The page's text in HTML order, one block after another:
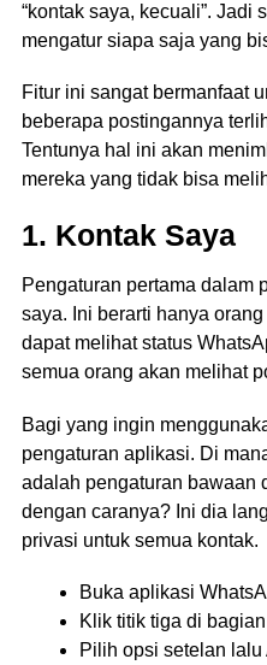
“kontak saya, kecuali”. Jadi
mengatur siapa saja yang
Fitur ini sangat bermanfaat
beberapa postingannya
Tentunya hal ini akan
mereka yang tidak bisa
1. Kontak Saya
Pengaturan pertama dalam
saya. Ini berarti hanya
dapat melihat status
semua orang akan melihat
Bagi yang ingin
pengaturan aplikasi. Di
adalah pengaturan bawaan
dengan caranya? Ini dia
privasi untuk semua kontak.
Buka aplikasi
Klik titik tiga di
Pilih opsi setelan lalu